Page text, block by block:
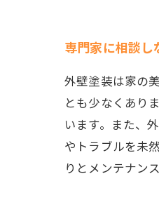
専門家に相談し
外壁塗装は家の
とも少なくあり
います。また、
やトラブルを未
りとメンテナン